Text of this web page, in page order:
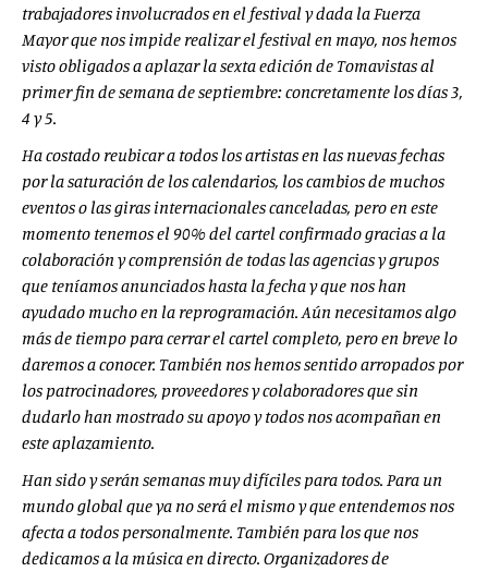
trabajadores involucrados en el festival y dada la Fuerza
Mayor que nos impide realizar el festival en mayo, nos hemos
visto obligados a aplazar la sexta edición de Tomavistas al
primer fin de semana de septiembre: concretamente los días 3,
4 y 5.
Ha costado reubicar a todos los artistas en las nuevas fechas
por la saturación de los calendarios, los cambios de muchos
eventos o las giras internacionales canceladas, pero en este
momento tenemos el 90% del cartel confirmado gracias a la
colaboración y comprensión de todas las agencias y grupos
que teníamos anunciados hasta la fecha y que nos han
ayudado mucho en la reprogramación. Aún necesitamos algo
más de tiempo para cerrar el cartel completo, pero en breve lo
daremos a conocer. También nos hemos sentido arropados por
los patrocinadores, proveedores y colaboradores que sin
dudarlo han mostrado su apoyo y todos nos acompañan en
este aplazamiento.
Han sido y serán semanas muy difíciles para todos. Para un
mundo global que ya no será el mismo y que entendemos nos
afecta a todos personalmente. También para los que nos
dedicamos a la música en directo. Organizadores de